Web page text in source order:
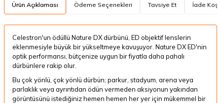
Ürün Açıklaması Ödeme Seçenekleri Tavsiye Et İade
Celestron'un ödüllü Nature DX dürbünü, ED objektif lenslerin
eklenmesiyle büyük bir yükseltmeye kavuşuyor. Nature DX ED'nin
optik performansı, bütçenize uygun bir fiyatla daha pahalı
dürbünlere rakip olur.
Bu çok yönlü, çok yönlü dürbün; parkur, stadyum, arena veya
parlaklık veya ayrıntıdan ödün vermeden aksiyonun yakından
görüntüsünü istediğiniz hemen hemen her yer için mükemmel bir